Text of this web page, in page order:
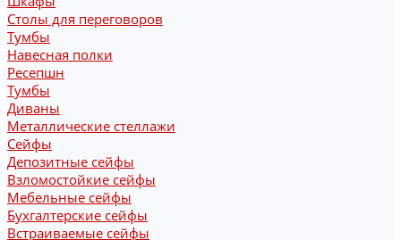
Столы для переговоров
Тумбы
Навесная полки
Ресепшн
Тумбы
Диваны
Металлические стеллажи
Сейфы
Депозитные сейфы
Взломостойкие сейфы
Мебельные сейфы
Бухгалтерские сейфы
Встраиваемые сейфы